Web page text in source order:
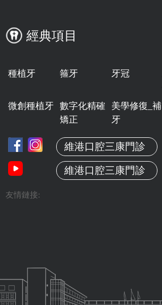
經典項目
種植牙 箍牙 牙冠
微創種植牙 數字化精確
矯正
美學修復_補
牙
維港口腔三康門診
維港口腔三康門診
友情鏈接: